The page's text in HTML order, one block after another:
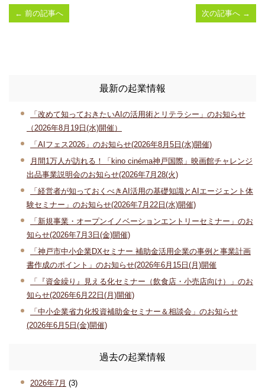
← 前の記事へ 次の記事へ →
最新の起業情報
「改めて知っておきたいAIの活用術とリテラシー」のお知らせ
（2026年8月19日(水)開催）
「AIフェス2026」のお知らせ(2026年8月5日(水)開催)
月間1万人が訪れる！「kino cinéma神戸国際」映画館チャレンジ
出品事業説明会のお知らせ(2026年7月28(火)
「経営者が知っておくべきAI活用の基礎知識とAIエージェント体
験セミナー」のお知らせ(2026年7月22日(水)開催)
「新規事業・オープンイノベーションエントリーセミナー」のお
知らせ(2026年7月3日(金)開催)
「神戸市中小企業DXセミナー 補助金活用企業の事例と事業計画
書作成のポイント」のお知らせ(2026年6月15日(月)開催
「『資金繰り』見える化セミナー（飲食店・小売店向け）」のお
知らせ(2026年6月22日(月)開催)
「中小企業省力化投資補助金セミナー＆相談会」のお知らせ
(2026年6月5日(金)開催)
過去の起業情報
2026年7月 (3)